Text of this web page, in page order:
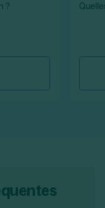
?
suivante